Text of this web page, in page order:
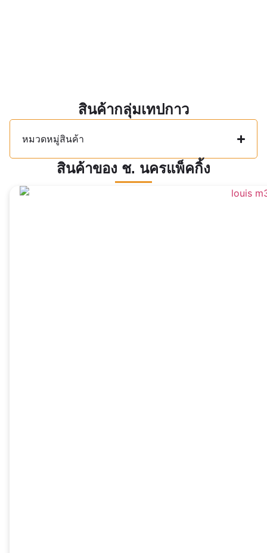
สินค้ากลุ่มเทปกาว
หมวดหมู่สินค้า
สินค้าของ ช. นครแพ็คกิ้ง